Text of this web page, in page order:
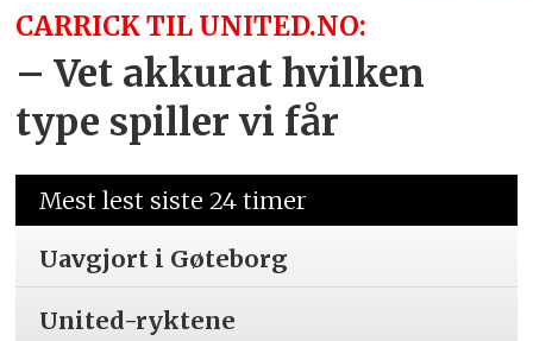
CARRICK TIL UNITED.NO:
– Vet akkurat hvilken
type spiller vi får
Mest lest siste 24 timer
Uavgjort i Gøteborg
United-ryktene